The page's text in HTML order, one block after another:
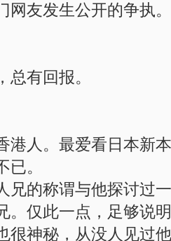
网友发生公开的争执
总有回报。
港人。最爱看日本新
已。
兄的称谓与他探讨过
。仅此一点，足够说
很神秘，从没人见过